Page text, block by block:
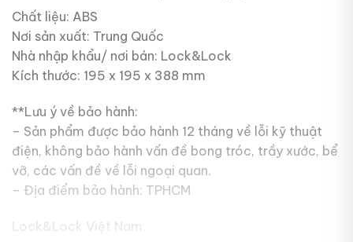
Chất liệu: ABS
Nơi sản xuất: Trung Quốc
Nhà nhập khẩu/ nơi bán: Lock&Lock
Kích thước: 195 x 195 x 388 mm
**Lưu ý về bảo hành:
– Sản phẩm được bảo hành 12 tháng về lỗi kỹ thuật
điện, không bảo hành vấn đề bong tróc, trầy xước, bể
vỡ, các vấn đề về lỗi ngoại quan.
– Địa điểm bảo hành: TPHCM
Lock&Lock Việt Nam.